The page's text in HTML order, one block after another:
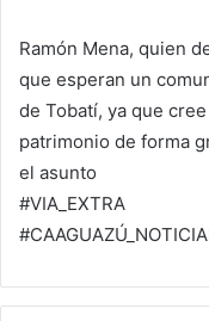
Ramón Mena, quien
que esperan un
de Tobatí, ya que
patrimonio de forma
el asunto
#VIA_EXTRA